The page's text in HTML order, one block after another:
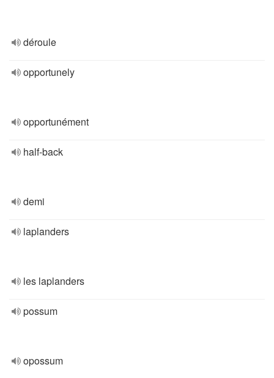
déroule
opportunely
opportunément
half-back
demi
laplanders
les laplanders
possum
opossum